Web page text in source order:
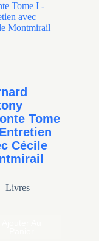
Tome
Cécile
Livres